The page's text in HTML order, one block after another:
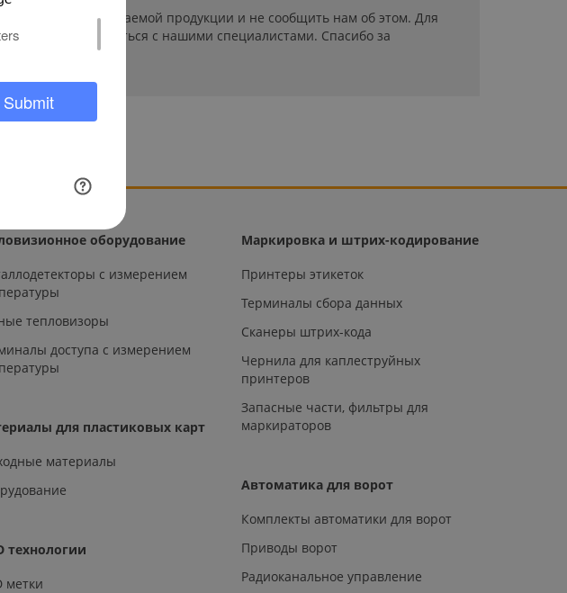
выпускаемой продукции и не сообщить нам об этом. Для
связаться с нашими специалистами. Спасибо за
оборудование
с измерением
тепловизоры
доступа с измерением
для пластиковых карт
материалы
технологии
метки
Маркировка и штрих-кодирование
Принтеры этикеток
Терминалы сбора данных
Сканеры штрих-кода
Чернила для каплеструйных
принтеров
Запасные части, фильтры для
маркираторов
Автоматика для ворот
Комплекты автоматики для ворот
Приводы ворот
Радиоканальное управление